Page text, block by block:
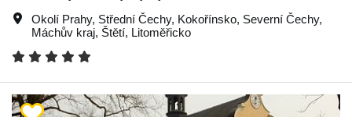
Okolí Prahy, Střední Čechy, Kokořínsko, Severní Čechy,
Máchův kraj, Štětí, Litoměřicko